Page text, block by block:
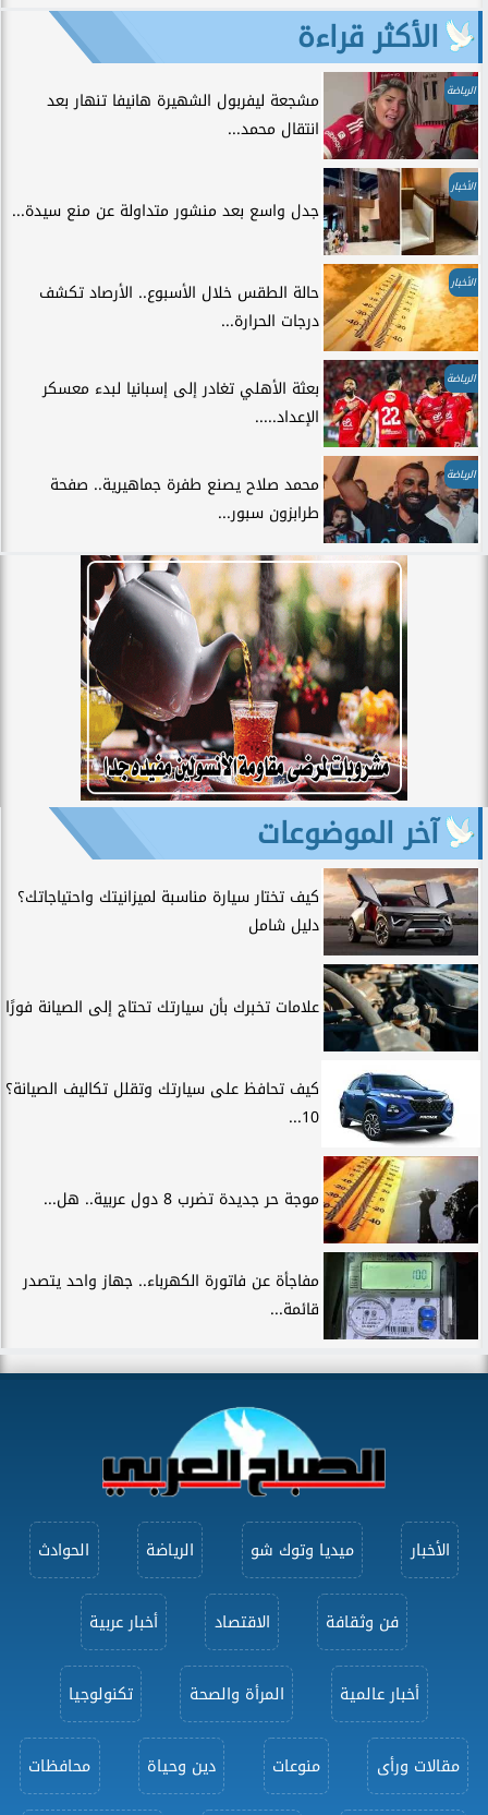
الأكثر قراءة
الرياضة
مشجعة ليفربول الشهيرة هانيفا تنهار بعد
انتقال محمد...
الأخبار
جدل واسع بعد منشور متداولة عن منع سيدة...
الأخبار
حالة الطقس خلال الأسبوع.. الأرصاد تكشف
درجات الحرارة...
الرياضة
بعثة الأهلي تغادر إلى إسبانيا لبدء معسكر
الإعداد.....
الرياضة
محمد صلاح يصنع طفرة جماهيرية.. صفحة
طرابزون سبور...
آخر الموضوعات
كيف تختار سيارة مناسبة لميزانيتك واحتياجاتك؟
دليل شامل
علامات تخبرك بأن سيارتك تحتاج إلى الصيانة فورًا
كيف تحافظ على سيارتك وتقلل تكاليف الصيانة؟
10...
موجة حر جديدة تضرب 8 دول عربية.. هل...
مفاجأة عن فاتورة الكهرباء.. جهاز واحد يتصدر
قائمة...
الأخبار ميديا وتوك شو الرياضة الحوادث
فن وثقافة الاقتصاد أخبار عربية
أخبار عالمية المرأة والصحة تكنولوجيا
مقالات ورأى منوعات دين وحياة محافظات